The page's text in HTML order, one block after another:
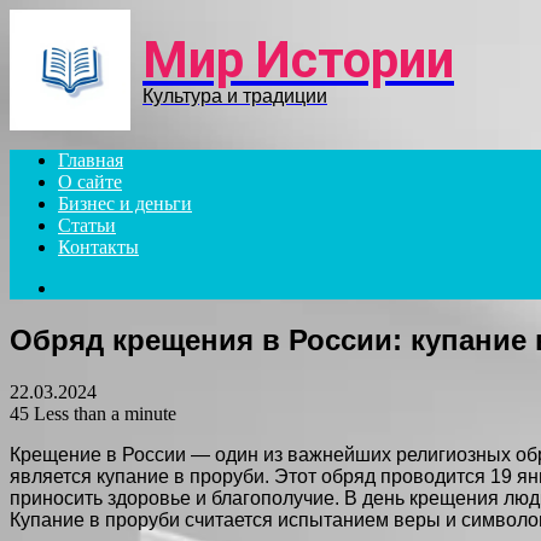
Мир Истории
Культура и традиции
Главная
О сайте
Бизнес и деньги
Статьи
Контакты
Обряд крещения в России: купание
22.03.2024
45 Less than a minute
Крещение в России — один из важнейших религиозных
является купание в проруби. Этот обряд проводится 19
приносить здоровье и благополучие. В день крещения
Купание в проруби считается испытанием веры и